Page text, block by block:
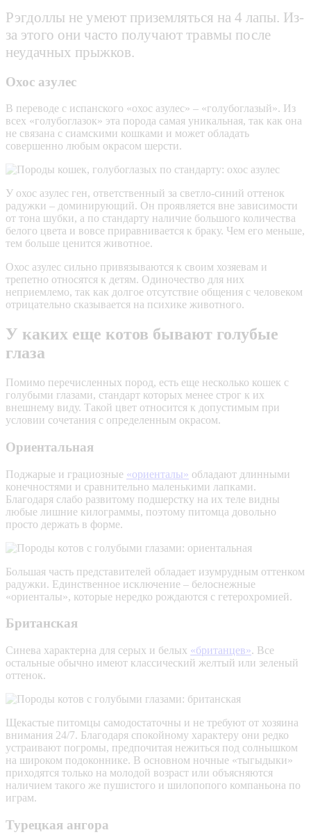
Рэгдоллы не умеют приземляться на 4 лапы. Из-
за этого они часто получают травмы после
неудачных прыжков.
Охос азулес
В переводе с испанского «охос азулес» – «голубоглазый». Из
всех «голубоглазок» эта порода самая уникальная, так как она
не связана с сиамскими кошками и может обладать
совершенно любым окрасом шерсти.
У охос азулес ген, ответственный за светло-синий оттенок
радужки – доминирующий. Он проявляется вне зависимости
от тона шубки, а по стандарту наличие большого количества
белого цвета и вовсе приравнивается к браку. Чем его меньше,
тем больше ценится животное.
Охос азулес сильно привязываются к своим хозяевам и
трепетно относятся к детям. Одиночество для них
неприемлемо, так как долгое отсутствие общения с человеком
отрицательно сказывается на психике животного.
У каких еще котов бывают голубые
глаза
Помимо перечисленных пород, есть еще несколько кошек с
голубыми глазами, стандарт которых менее строг к их
внешнему виду. Такой цвет относится к допустимым при
условии сочетания с определенным окрасом.
Ориентальная
Поджарые и грациозные «ориенталы» обладают длинными
конечностями и сравнительно маленькими лапками.
Благодаря слабо развитому подшерстку на их теле видны
любые лишние килограммы, поэтому питомца довольно
просто держать в форме.
Большая часть представителей обладает изумрудным оттенком
радужки. Единственное исключение – белоснежные
«ориенталы», которые нередко рождаются с гетерохромией.
Британская
Синева характерна для серых и белых «британцев». Все
остальные обычно имеют классический желтый или зеленый
оттенок.
Щекастые питомцы самодостаточны и не требуют от хозяина
внимания 24/7. Благодаря спокойному характеру они редко
устраивают погромы, предпочитая нежиться под солнышком
на широком подоконнике. В основном ночные «тыгыдыки»
приходятся только на молодой возраст или объясняются
наличием такого же пушистого и шилопопого компаньона по
играм.
Турецкая ангора